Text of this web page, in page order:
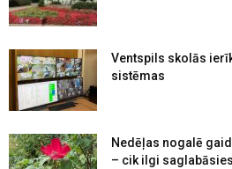
Ventspils skolās
sistēmas
Nedēļas nogalē
– cik ilgi